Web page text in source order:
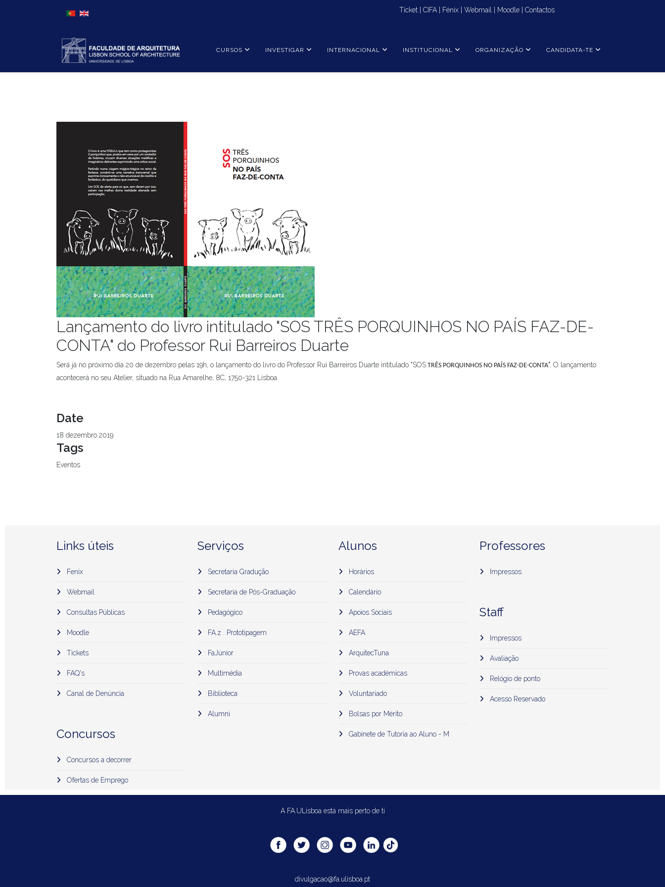
Escolha o seu idioma Ticket CIFA Fénix Webmail Moodle Contactos
CURSOS INVESTIGAR INTERNACIONAL INSTITUCIONAL ORGANIZAÇÃO CANDIDATA-TE
Lançamento do livro intitulado "SOS TRÊS PORQUINHOS NO PAÍS FAZ-DE-
CONTA" do Professor Rui Barreiros Duarte
Será já no próximo dia 20 de dezembro pelas 19h, o lançamento do livro do Professor Rui Barreiros Duarte intitulado "SOS TRÊS PORQUINHOS NO PAÍS FAZ-DE-CONTA". O lançamento
acontecerá no seu Atelier, situado na Rua Amarelhe, 8C, 1750-321 Lisboa.
Date
18 dezembro 2019
Tags
Eventos
Links úteis
Fenix
Webmail
Consultas Públicas
Moodle
Tickets
FAQ's
Canal de Denúncia
Concursos
Concursos a decorrer
Ofertas de Emprego
Serviços
Secretaria Gradução
Secretaria de Pós-Graduação
Pedagógico
FA.z . Prototipagem
FaJúnior
Multimédia
Biblioteca
Alumni
Alunos
Horários
Calendário
Apoios Sociais
AEFA
ArquitecTuna
Provas académicas
Voluntariado
Bolsas por Mérito
Gabinete de Tutoria ao Aluno - M
Professores
Impressos
Staff
Impressos
Avaliação
Relógio de ponto
Acesso Reservado
A FA.ULisboa está mais perto de ti
divulgacao@fa.ulisboa.pt